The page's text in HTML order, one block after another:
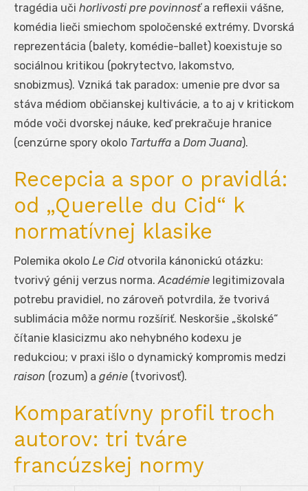
tragédia uči horlivosti pre povinnosťa reflexii vášne,
komédia lieči smiechom spoločenské extrémy. Dvorská
reprezentácia (balety, komédie-ballet) koexistuje so
sociálnou kritikou (pokrytectvo, lakomstvo,
snobizmus). Vzniká tak paradox: umenie pre dvor sa
stáva médiom občianskej kultivácie, a to aj v kritickom
móde voči dvorskej náuke, keď prekračuje hranice
(cenzúrne spory okolo Tartuffa a Dom Juana).
Recepcia a spor o pravidlá:
od „Querelle du Cid“ k
normatívnej klasike
Polemika okolo Le Cid otvorila kánonickú otázku:
tvorivý génij verzus norma.Académie legitimizovala
potrebu pravidiel, no zároveň potvrdila, že tvorivá
sublimácia môže normu rozšíriť. Neskoršie „školské“
čítanie klasicizmu ako nehybného kodexu je
redukciou; v praxi išlo o dynamický kompromis medzi
raison (rozum) a génie (tvorivosť).
Komparatívny profil troch
autorov: tri tváre
francúzskej normy